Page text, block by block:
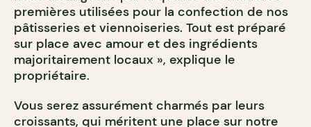
premières utilisées pour la confection de nos
pâtisseries et viennoiseries. Tout est préparé
sur place avec amour et des ingrédients
majoritairement locaux », explique le
propriétaire.
Vous serez assurément charmés par leurs
croissants, qui méritent une place sur notre